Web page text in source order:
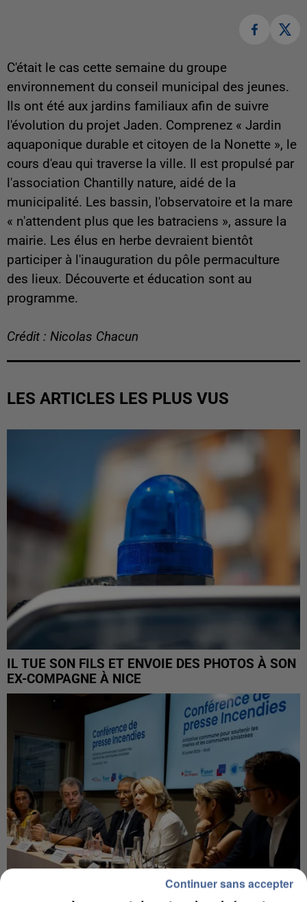
C'était le cas cette semaine du groupe
environnement du conseil municipal des jeunes.
Ils ont été aux jardins familiaux afin de suivre
l'évolution du projet Jaden. Comprenez « Jardin
aquaponique durable et citoyen de la Nonette », le
cours d'eau qui traverse la ville. Il est propulsé par
l'association Chantilly nature, aidé de la
municipalité. Les bassin, l'observatoire et la mare
« n'attendent plus que les batraciens », assure la
mairie. Les élus en herbe devraient bientôt
participer à l'inauguration du pôle permaculture
des lieux. Découverte et éducation sont au
programme.
Crédit : Nicolas Chacun
LES ARTICLES LES PLUS VUS
IL TUE SON FILS ET ENVOIE DES PHOTOS À SON
EX-COMPAGNE À NICE
Continuer sans accepter